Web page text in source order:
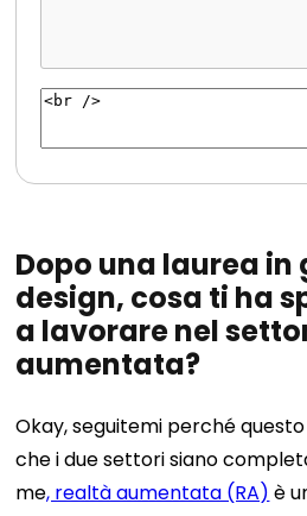
Dopo una laurea in
design, cosa ti ha
a lavorare nel
aumentata?
Okay, seguitemi perché
che i due settori siano
me, realtà aumentata (RA) è